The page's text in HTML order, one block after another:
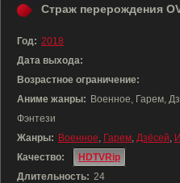
Страж перерождения
Год: 2018
Дата выхода:
Возрастное ограничение:
Аниме жанры: Военное, Гарем,
Фэнтези
Жанры: Военное, Гарем, Дзёсей,
Качество:
HDTVRip
Длительность: 24